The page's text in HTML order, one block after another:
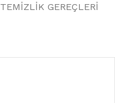
TEMİZLİK GEREÇLERİ